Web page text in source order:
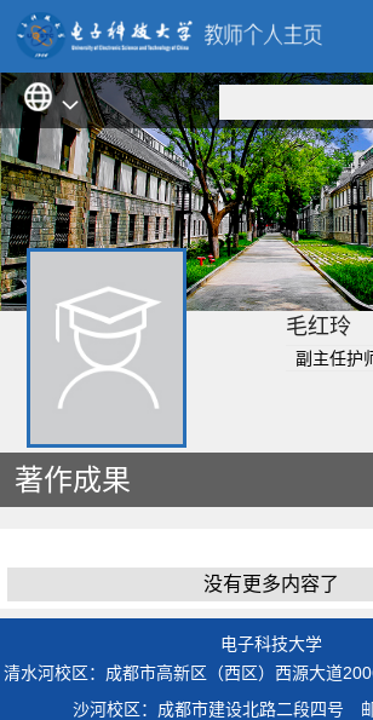
毛红玲
副主任护
著作成果
没有更多内容了
电子科技大学
清水河校区：成都市高新区（西区）西源大道
沙河校区：成都市建设北路二段四号